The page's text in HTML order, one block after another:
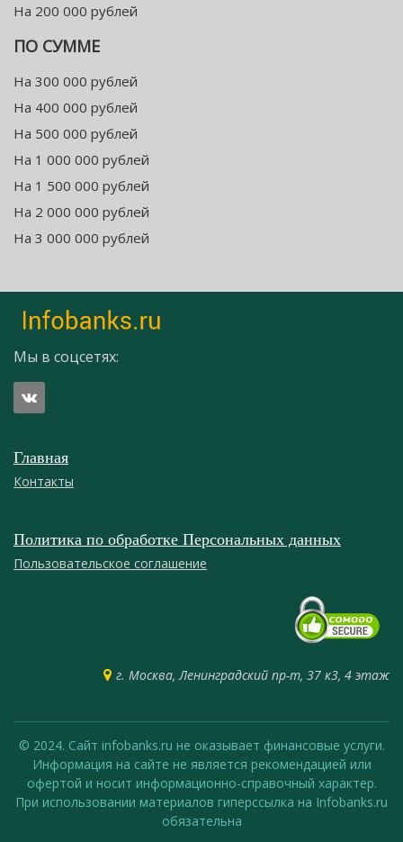
На 200 000 рублей
ПО СУММЕ
На 300 000 рублей
На 400 000 рублей
На 500 000 рублей
На 1 000 000 рублей
На 1 500 000 рублей
На 2 000 000 рублей
На 3 000 000 рублей
Мы в соцсетях:
Главная
Контакты
Политика по обработке Персональных данных
Пользовательское соглашение
г. Москва, Ленинградский пр-т, 37 к3, 4 этаж
© 2024. Сайт infobanks.ru не оказывает финансовые услуги.
Информация на сайте не является рекомендацией или
офертой и носит информационно-справочный характер.
При использовании материалов гиперссылка на Infobanks.ru
обязательна